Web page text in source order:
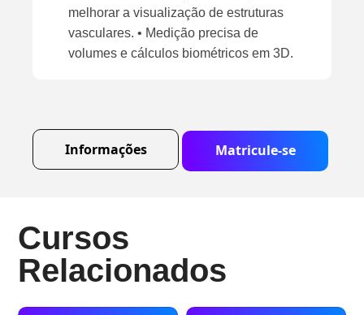
melhorar a visualização de estruturas
vasculares. • Medição precisa de
volumes e cálculos biométricos em 3D.
Informações Matricule-se
Cursos
Relacionados